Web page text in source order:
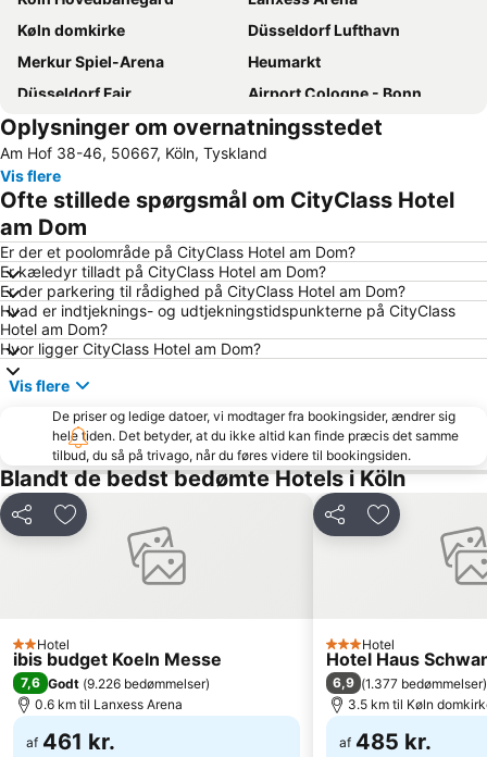
Køln domkirke
Düsseldorf Lufthavn
Merkur Spiel-Arena
Heumarkt
Düsseldorf Fair
Airport Cologne - Bonn
Düsseldorf Altstadt
Düsseldorf Hovedbanegård
Bonn-Zentrum
Phantasia forlystelsespark
Ahrweiler
Düsseldorf Stadtmitte
Claudius-Therme
BayArena
Küllenhahn
Schloss Drachenburg
Imhoff-Schokoladenmuseum
Deutz
ISS Dome
Bahnhof Düsseldorf Flughafen
RheinEnergie Stadion
Altes Rathaus Düsseldorf
Köln Zoo
Müngersdorf
Unterbilk
Altstadt-Süd
Køln svævebane
Südstadion
Porz
Holthausen
Bad Godesberg
World Conference Center Bonn
Star Trek Convention - FedCon
Friedrichsberg
Rheindahlen-Land
Oplysninger om overnatningsstedet
Am Hof 38-46, 50667, Köln, Tyskland
Vis flere
Ofte stillede spørgsmål om CityClass Hotel
am Dom
Er der et poolområde på CityClass Hotel am Dom?
Er kæledyr tilladt på CityClass Hotel am Dom?
Er der parkering til rådighed på CityClass Hotel am Dom?
Hvad er indtjeknings- og udtjekningstidspunkterne på CityClass
Hotel am Dom?
Hvor ligger CityClass Hotel am Dom?
Vis flere
De priser og ledige datoer, vi modtager fra bookingsider, ændrer sig
hele tiden. Det betyder, at du ikke altid kan finde præcis det samme
tilbud, du så på trivago, når du føres videre til bookingsiden.
Blandt de bedst bedømte Hotels i Köln
Del Føj til favoritter
2 Stjerner
Hotel
ibis budget Koeln Messe
7,6 Godt (9.226 bedømmelser)
0.6 km til Lanxess Arena
af 461 kr.
Del Føj til
3 Stjerner
Hotel
Hotel Haus
6,9 (1.377 bedømmelser)
3.5 km til Køln
af 485 kr.